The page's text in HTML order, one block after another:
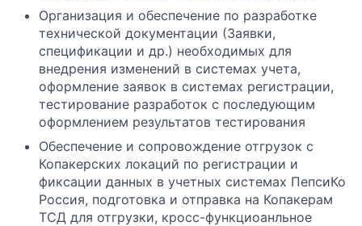
Организация и обеспечение по разработке
технической документации (Заявки,
спецификации и др.) необходимых для
внедрения изменений в системах учета,
оформление заявок в системах регистрации,
тестирование разработок с последующим
оформлением результатов тестирования
Обеспечение и сопровождение отгрузок с
Копакерских локаций по регистрации и
фиксации данных в учетных системах ПепсиКо
Россия, подготовка и отправка на Копакерам
ТСД для отгрузки, кросс-функциоанльное